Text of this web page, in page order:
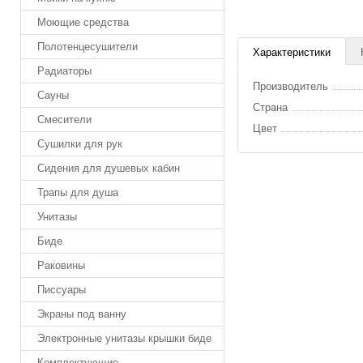
Моющие средства
Полотенцесушители
Радиаторы
Сауны
Смесители
Сушилки для рук
Сидения для душевых кабин
Трапы для душа
Унитазы
Биде
Раковины
Писсуары
Экраны под ванну
Электронные унитазы крышки биде
Характеристики
Производитель
Страна
Цвет